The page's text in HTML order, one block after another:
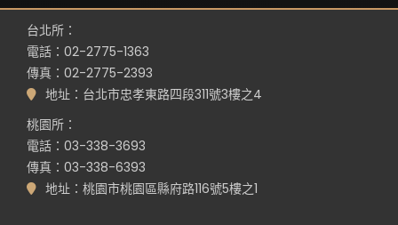
台北所：
電話：02-2775-1363
傳真：02-2775-2393
地址：台北市忠孝東路四段311號3樓之4
桃園所：
電話：03-338-3693
傳真：03-338-6393
地址：桃園市桃園區縣府路116號5樓之1